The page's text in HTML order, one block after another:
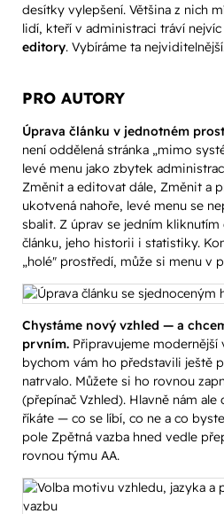
desítky vylepšení. Většina z nich
lidí, kteří v administraci tráví
editory. Vybíráme ta
PRO AUTORY
Úprava článku v jednotném
není oddělená stránka „mimo
levé menu jako zbytek
Změnit a editovat dále, Změnit a
ukotvená nahoře, levé menu se
sbalit. Z úprav se jedním
článku, jeho historii i statistiky.
„holé" prostředí, může si menu v
Chystáme nový vzhled — a
prvním. Připravujeme modernější
bychom vám ho představili ještě
natrvalo. Můžete si ho rovnou
(přepínač Vzhled). Hlavně nám
říkáte — co se líbí, co ne a co
pole Zpětná vazba hned vedle
rovnou týmu AA.